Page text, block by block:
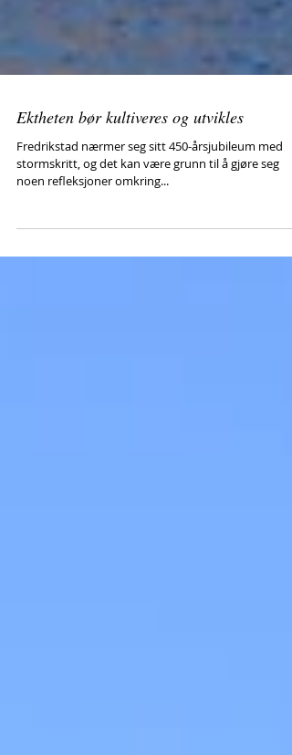
Ektheten bør kultiveres og utvikles
Fredrikstad nærmer seg sitt 450-årsjubileum med
noen refleksjoner omkring...